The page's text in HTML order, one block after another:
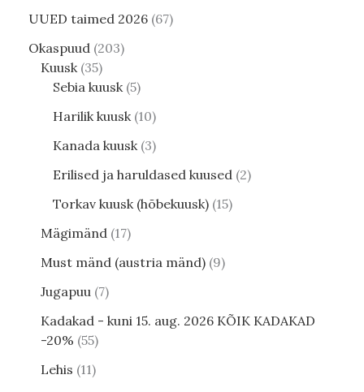
UUED taimed 2026 67
Okaspuud 203
Kuusk 35
Sebia kuusk 5
Harilik kuusk 10
Kanada kuusk 3
Erilised ja haruldased kuused 2
Torkav kuusk (hõbekuusk) 15
Mägimänd 17
Must mänd (austria mänd) 9
Jugapuu 7
Kadakad - kuni 15. aug. 2026 KÕIK KADAKAD
-20% 55
Lehis 11